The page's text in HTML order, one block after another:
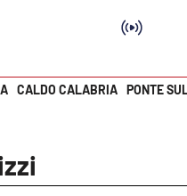
CALDO CALABRIA PONTE